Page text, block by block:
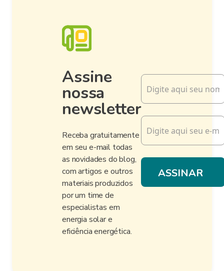
Assine
nossa
newsletter
Receba gratuitamente
em seu e-mail todas
as novidades do blog,
com artigos e outros
materiais produzidos
por um time de
especialistas em
energia solar e
eficiência energética.